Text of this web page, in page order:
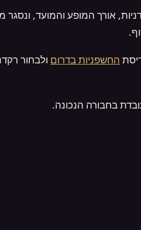
אורך המופע והמועד, ונסגר
החשפניות בדרום ולבחור
בחבורה הנכונה.